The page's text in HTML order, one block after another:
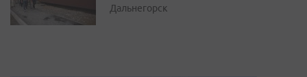
Дальнегорск